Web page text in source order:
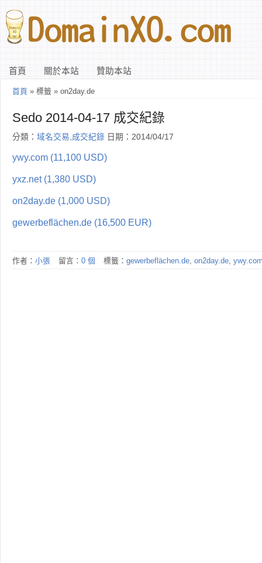
首頁 關於本站 贊助本站
首頁 » 標籤 » on2day.de
Sedo 2014-04-17 成交紀錄
分類： 域名交易,成交紀錄 日期：2014/04/17
ywy.com (11,100 USD)
yxz.net (1,380 USD)
on2day.de (1,000 USD)
gewerbeflächen.de (16,500 EUR)
作者： 小張 留言： 0 個 標籤： gewerbeflächen.de, on2day.de,